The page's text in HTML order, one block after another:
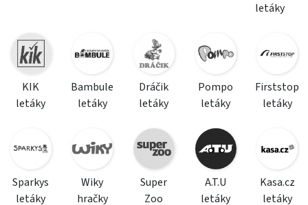
letáky
KIK
letáky
Bambule
letáky
Dráčik
letáky
Pompo
letáky
Firststop
letáky
Sparkys
letáky
Wiky
hračky
Super
Zoo
A.T.U
letáky
Kasa.cz
letáky